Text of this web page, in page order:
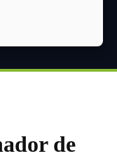
de